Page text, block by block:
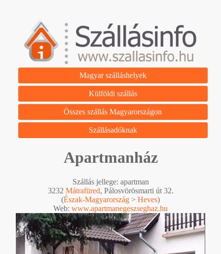
Magyar szálláshelyek
Külföldi szállás
Összes szállás Magyarországon
Szállásadóknak
Apartmanház
Szállás jellege: apartman
3232 Mátrafüred, Pálosvörösmarti út 32.
(Észak-Magyarország > Heves)
Web: www.apartmanegeszseghaz.hu